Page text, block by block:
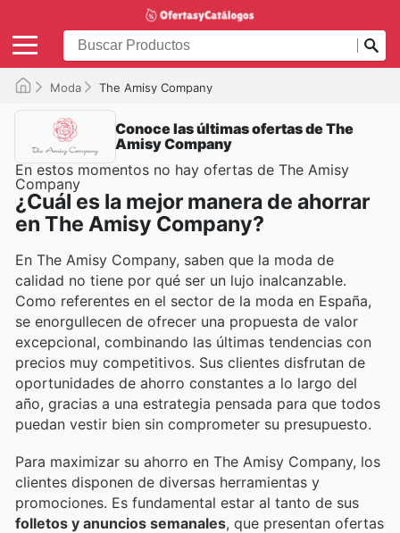
Moda The Amisy Company
Conoce las últimas ofertas de The
Amisy Company
En estos momentos no hay ofertas de The Amisy
Company
¿Cuál es la mejor manera de ahorrar
en The Amisy Company?
En The Amisy Company, saben que la moda de
calidad no tiene por qué ser un lujo inalcanzable.
Como referentes en el sector de la moda en España,
se enorgullecen de ofrecer una propuesta de valor
excepcional, combinando las últimas tendencias con
precios muy competitivos. Sus clientes disfrutan de
oportunidades de ahorro constantes a lo largo del
año, gracias a una estrategia pensada para que todos
puedan vestir bien sin comprometer su presupuesto.
Para maximizar su ahorro en The Amisy Company, los
clientes disponen de diversas herramientas y
promociones. Es fundamental estar al tanto de sus
folletos y anuncios semanales, que presentan ofertas